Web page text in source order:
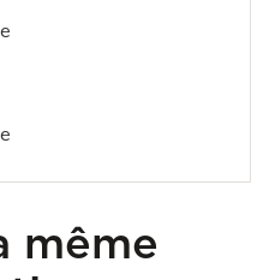
même